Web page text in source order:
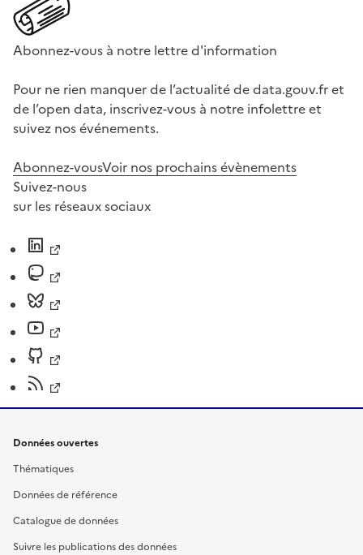
Abonnez-vous à notre lettre d'information
Pour ne rien manquer de l’actualité de data.gouv.fr et
de l’open data, inscrivez-vous à notre infolettre et
suivez nos événements.
Abonnez-vousVoir nos prochains évènements
Suivez-nous
sur les réseaux sociaux
Données ouvertes
Thématiques
Données de référence
Catalogue de données
Suivre les publications des données